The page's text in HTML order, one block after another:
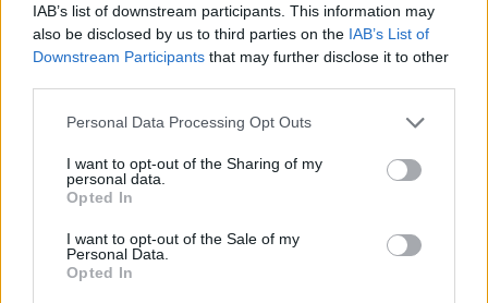
IAB’s list of downstream participants. This information may
also be disclosed by us to third parties on the IAB’s List of
Downstream Participants that may further disclose it to other
Please note that this website/app uses one or more Google
not limited to your visit or usage behaviour. You may click to
grant or deny consent to Google and its third-party tags to
use your data for below specified purposes in below Google
consent section.
Personal Data Processing Opt Outs
I want to opt-out of the Sharing of my
personal data.
Opted In
I want to opt-out of the Sale of my
Personal Data.
Opted In
Staff